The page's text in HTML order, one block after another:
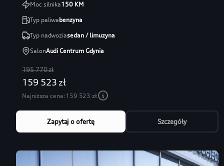
Moc silnika150KM
Typ paliwabenzyna
Typ nadwoziasedan / limuzyna
SalonAudi Centrum Gdynia
195 770 zł
159 523 zł
Najniższa cena:159 523 zł
Zapytaj o ofertę Szczegóły